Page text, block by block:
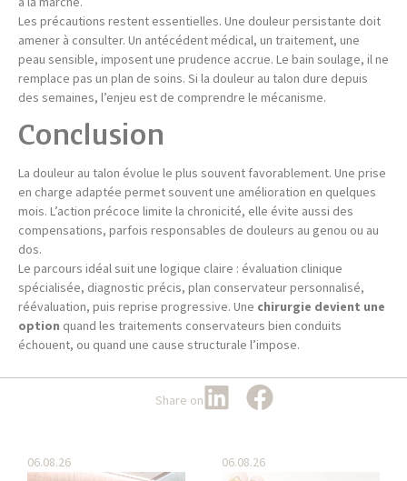
Les précautions restent essentielles. Une douleur persistante doit
amener à consulter. Un antécédent médical, un traitement, une
peau sensible, imposent une prudence accrue. Le bain soulage, il ne
remplace pas un plan de soins. Si la douleur au talon dure depuis
des semaines, l’enjeu est de comprendre le mécanisme.
Conclusion
La douleur au talon évolue le plus souvent favorablement. Une prise
en charge adaptée permet souvent une amélioration en quelques
mois. L’action précoce limite la chronicité, elle évite aussi des
compensations, parfois responsables de douleurs au genou ou au
dos.
Le parcours idéal suit une logique claire : évaluation clinique
spécialisée, diagnostic précis, plan conservateur personnalisé,
réévaluation, puis reprise progressive. Une chirurgie devient une
option quand les traitements conservateurs bien conduits
échouent, ou quand une cause structurale l’impose.
Share on
06.08.26 06.08.26